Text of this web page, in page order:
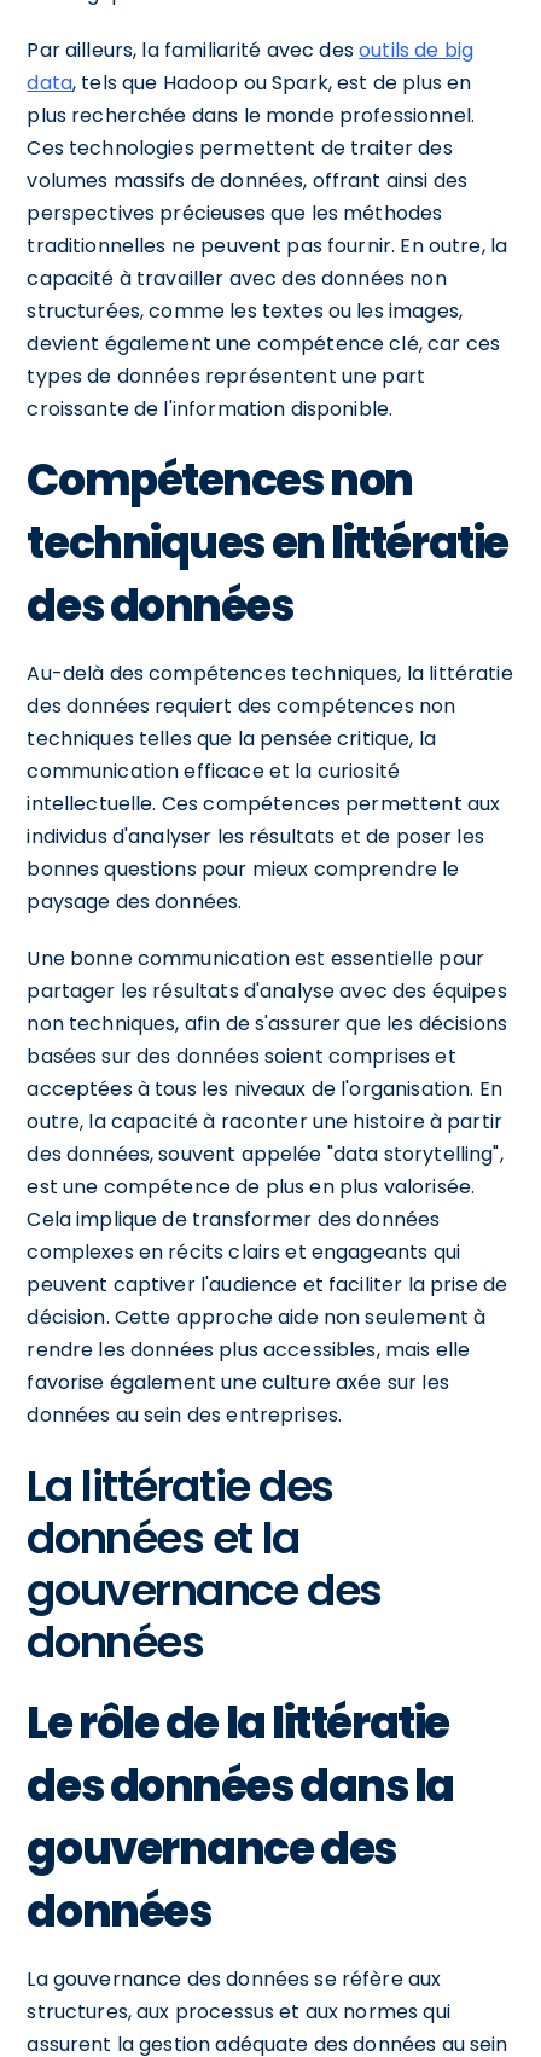
Par ailleurs, la familiarité avec desoutils de big
data, tels que Hadoop ou Spark, est de plus en
plus recherchée dans le monde professionnel.
Ces technologies permettent de traiter des
volumes massifs de données, offrant ainsi des
perspectives précieuses que les méthodes
traditionnelles ne peuvent pas fournir. En outre, la
capacité à travailler avec des données non
structurées, comme les textes ou les images,
devient également une compétence clé, car ces
types de données représentent une part
croissante de l'information disponible.
Compétences non
techniques en littératie
des données
Au-delà des compétences techniques, la littératie
des données requiert des compétences non
techniques telles que la pensée critique, la
communication efficace et la curiosité
intellectuelle. Ces compétences permettent aux
individus d'analyser les résultats et de poser les
bonnes questions pour mieux comprendre le
paysage des données.
Une bonne communication est essentielle pour
partager les résultats d'analyse avec des équipes
non techniques, afin de s'assurer que les décisions
basées sur des données soient comprises et
acceptées à tous les niveaux de l'organisation. En
outre, la capacité à raconter une histoire à partir
des données, souvent appelée "data storytelling",
est une compétence de plus en plus valorisée.
Cela implique de transformer des données
complexes en récits clairs et engageants qui
peuvent captiver l'audience et faciliter la prise de
décision. Cette approche aide non seulement à
rendre les données plus accessibles, mais elle
favorise également une culture axée sur les
données au sein des entreprises.
La littératie des
données et la
gouvernance des
données
Le rôle de la littératie
des données dans la
gouvernance des
données
La gouvernance des données se réfère aux
structures, aux processus et aux normes qui
assurent la gestion adéquate des données au sein